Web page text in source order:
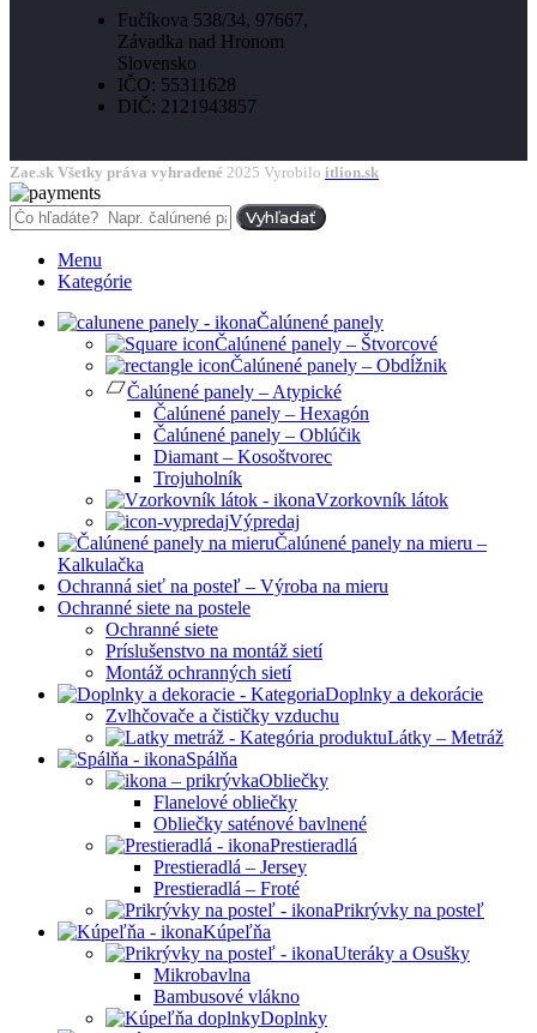
Fučíkova 538/34, 97667,
Závadka nad Hronom
Slovensko
IČO: 55311628
DIČ: 2121943857
Zae.sk Všetky práva vyhradené 2025 Vyrobilo itlion.sk
Vyhľadať
Menu
Kategórie
Čalúnené panely
Čalúnené panely – Štvorcové
Čalúnené panely – Obdĺžnik
Čalúnené panely – Atypické
Čalúnené panely – Hexagón
Čalúnené panely – Oblúčik
Diamant – Kosoštvorec
Trojuholník
Vzorkovník látok
Výpredaj
Čalúnené panely na mieru –
Kalkulačka
Ochranná sieť na posteľ – Výroba na mieru
Ochranné siete na postele
Ochranné siete
Príslušenstvo na montáž sietí
Montáž ochranných sietí
Doplnky a dekorácie
Zvlhčovače a čističky vzduchu
Látky – Metráž
Spálňa
Obliečky
Flanelové obliečky
Obliečky saténové bavlnené
Prestieradlá
Prestieradlá – Jersey
Prestieradlá – Froté
Prikrývky na posteľ
Kúpeľňa
Uteráky a Osušky
Mikrobavlna
Bambusové vlákno
Doplnky